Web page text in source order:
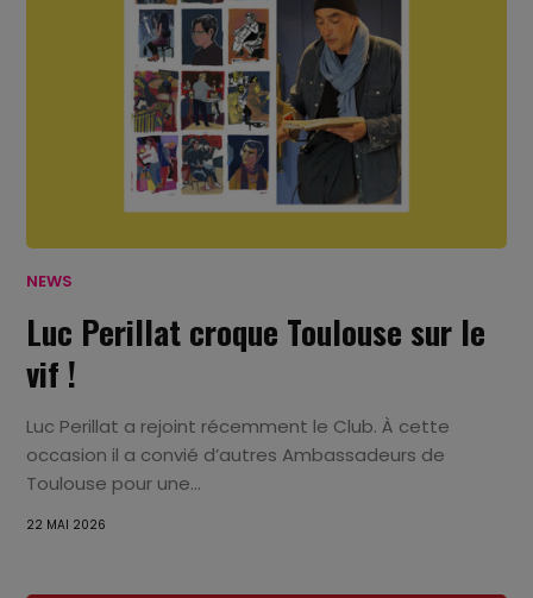
NEWS
Luc Perillat croque Toulouse sur le
vif !
Luc Perillat a rejoint récemment le Club. À cette
occasion il a convié d’autres Ambassadeurs de
Toulouse pour une...
22 MAI 2026